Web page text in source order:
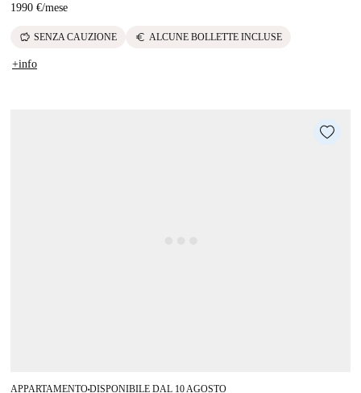
1990 €/mese
savings SENZA CAUZIONE euro ALCUNE BOLLETTE INCLUSE
+info
APPARTAMENTO■DISPONIBILE DAL 10 AGOSTO